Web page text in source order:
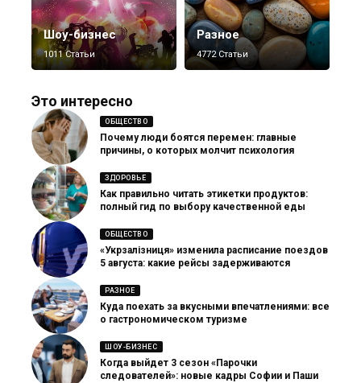
Шоу-бизнес
1011 Статьи
Разное
4772 Статьи
Это интересно
ОБЩЕСТВО
Почему люди боятся перемен: главные
причины, о которых молчит психология
ЗДОРОВЬЕ
Как правильно читать этикетки продуктов:
полный гид по выбору качественной еды
ОБЩЕСТВО
«Укрзалізниця» изменила расписание поездов
5 августа: какие рейсы задерживаются
РАЗНОЕ
Куда поехать за вкусными впечатлениями: все
о гастрономическом туризме
ШОУ-БИЗНЕС
Когда выйдет 3 сезон «Парочки
следователей»: новые кадры Софии и Паши